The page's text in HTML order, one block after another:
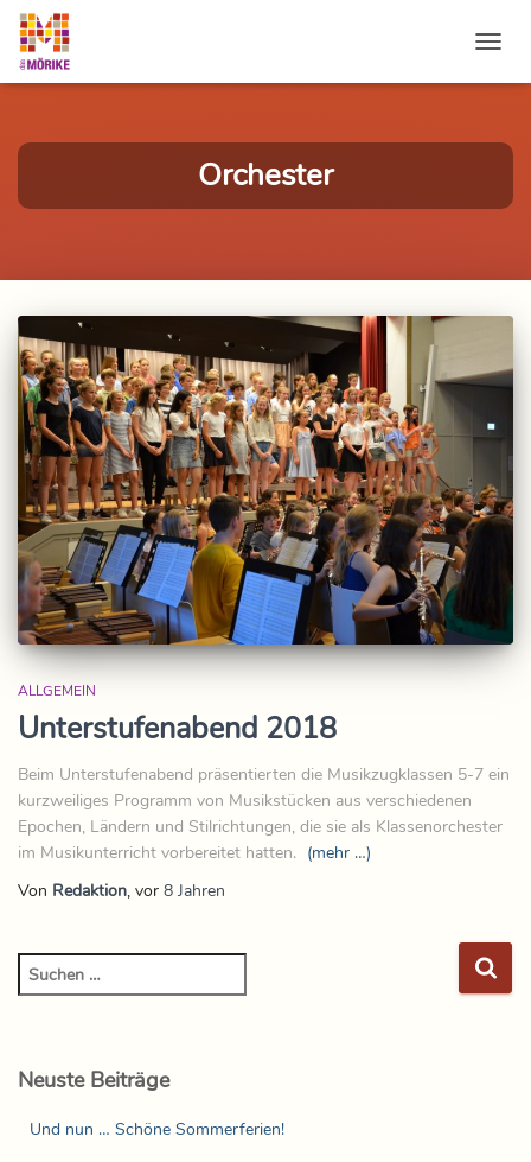
Orchester
ALLGEMEIN
Unterstufenabend 2018
Beim Unterstufenabend präsentierten die Musikzugklassen 5-7 ein
kurzweiliges Programm von Musikstücken aus verschiedenen
Epochen, Ländern und Stilrichtungen, die sie als Klassenorchester
im Musikunterricht vorbereitet hatten. (mehr …)
Von Redaktion, vor 8 Jahren
Neuste Beiträge
Und nun … Schöne Sommerferien!